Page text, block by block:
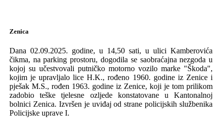
Zenica
Dana 02.09.2025. godine, u 14,50 sati, u ulici Kamberovića
čikma, naparking prostoru, dogodila se saobraćajna nezgoda u
kojoj su učestvovali putničko motorno vozilo marke "Škoda",
kojim je upravljalolice H.K., rođeno 1960. godine iz Zenice i
pješak M.S., rođen 1963. godineiz Zenice, koji je tom prilikom
zadobio teške tjelesne ozljedekonstatovane uKantonalnoj
bolnici Zenica. Izvršen je uviđaj od strane policijskih službenika
Policijske uprave I.